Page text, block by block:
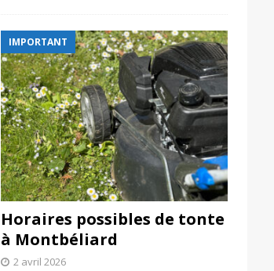
IMPORTANT
Horaires possibles de tonte
à Montbéliard
2 avril 2026